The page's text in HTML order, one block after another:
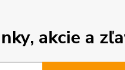
akcie a